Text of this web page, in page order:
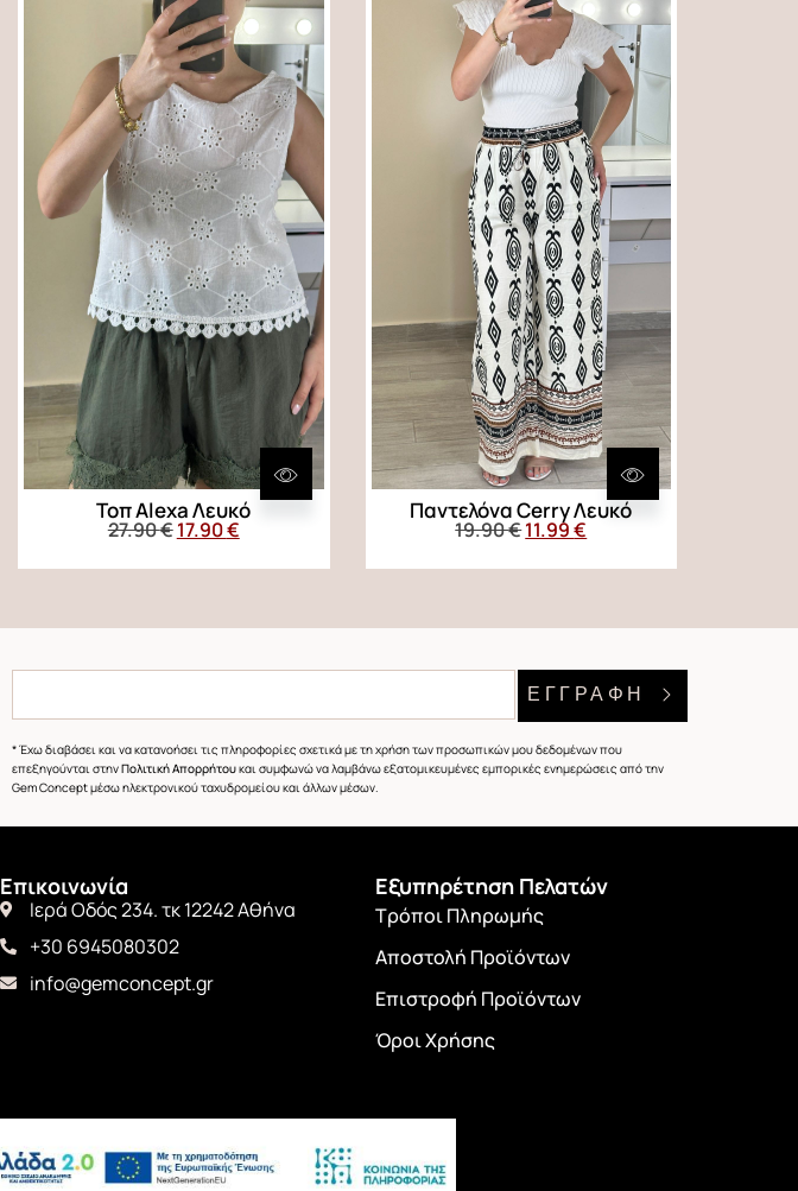
Τοπ Alexa Λευκό
27.90€17.90€
Παντελόνα Cerry Λευκό
19.90€11.99€
ΕΓΓΡΑΦΗ
* Έχω διαβάσει και να κατανοήσει τις πληροφορίες σχετικά με τη χρήση των προσωπικών μου δεδομένων που
επεξηγούνται στηνΠολιτική Απορρήτουκαι συμφωνώ να λαμβάνω εξατομικευμένες εμπορικές ενημερώσεις από την
Gem Concept μέσω ηλεκτρονικού ταχυδρομείου και άλλων μέσων.
Επικοινωνία
Ιερά Οδός 234. τκ 12242 Αθήνα
+30 6945080302
info@gemconcept.gr
Εξυπηρέτηση Πελατών
Τρόποι Πληρωμής
Αποστολή Προϊόντων
Επιστροφή Προϊόντων
Όροι Χρήσης